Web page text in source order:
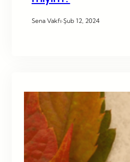
Sena Vakfı·Şub 12, 2024